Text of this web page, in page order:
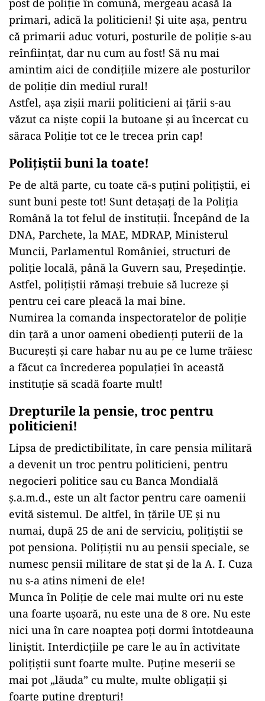
post de poliție în comună, mergeau acasă la
primari, adică la politicieni! Și uite așa, pentru
că primarii aduc voturi, posturile de poliție s-au
reînființat, dar nu cum au fost! Să nu mai
amintim aici de condițiile mizere ale posturilor
de poliție din mediul rural!
Astfel, așa zișii marii politicieni ai țării s-au
văzut ca niște copii la butoane și au încercat cu
săraca Poliție tot ce le trecea prin cap!
Polițiștii buni la toate!
Pe de altă parte, cu toate că-s puțini polițiștii, ei
sunt buni peste tot! Sunt detașați de la Poliția
Română la tot felul de instituții. Începând de la
DNA, Parchete, la MAE, MDRAP, Ministerul
Muncii, Parlamentul României, structuri de
poliție locală, până la Guvern sau, Președinție.
Astfel, polițiștii rămași trebuie să lucreze și
pentru cei care pleacă la mai bine.
Numirea la comanda inspectoratelor de poliție
din țară a unor oameni obedienți puterii de la
București și care habar nu au pe ce lume trăiesc
a făcut ca încrederea populației în această
instituție să scadă foarte mult!
Drepturile la pensie, troc pentru
politicieni!
Lipsa de predictibilitate, în care pensia militară
a devenit un troc pentru politicieni, pentru
negocieri politice sau cu Banca Mondială
ș.a.m.d., este un alt factor pentru care oamenii
evită sistemul. De altfel, în țările UE și nu
numai, după 25 de ani de serviciu, polițiștii se
pot pensiona. Polițiștii nu au pensii speciale, se
numesc pensii militare de stat și de la A. I. Cuza
nu s-a atins nimeni de ele!
Munca în Poliție de cele mai multe ori nu este
una foarte ușoară, nu este una de 8 ore. Nu este
nici una în care noaptea poți dormi întotdeauna
liniștit. Interdicțiile pe care le au în activitate
polițiștii sunt foarte multe. Puține meserii se
mai pot „lăuda” cu multe, multe obligații și
foarte puține drepturi!